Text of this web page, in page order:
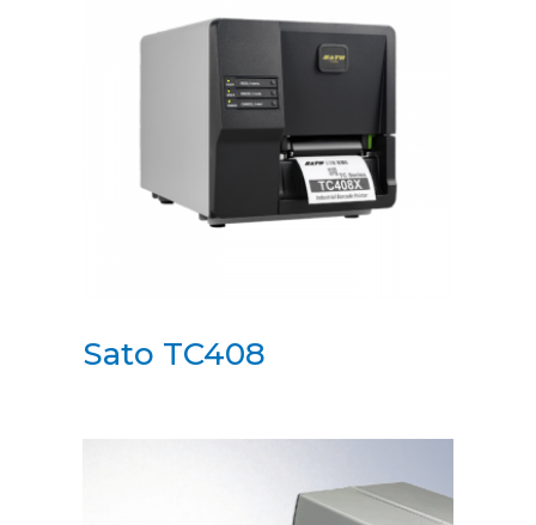
Sato TC408